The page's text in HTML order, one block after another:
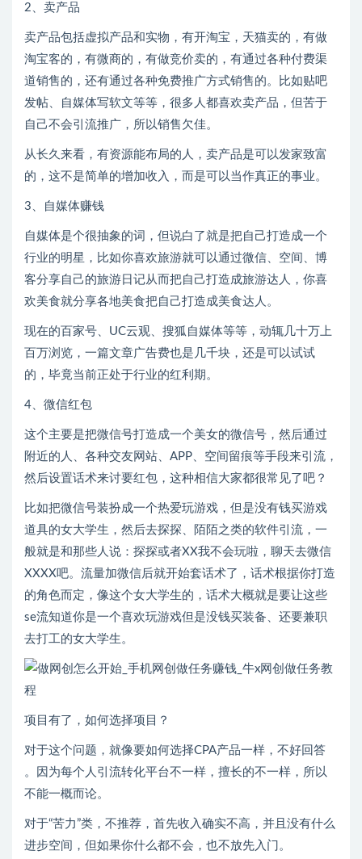
2、卖产品
卖产品包括虚拟产品和实物，有开淘宝，天猫卖的，有做
淘宝客的，有微商的，有做竞价卖的，有通过各种付费渠
道销售的，还有通过各种免费推广方式销售的。比如贴吧
发帖、自媒体写软文等等，很多人都喜欢卖产品，但苦于
自己不会引流推广，所以销售欠佳。
从长久来看，有资源能布局的人，卖产品是可以发家致富
的，这不是简单的增加收入，而是可以当作真正的事业。
3、自媒体赚钱
自媒体是个很抽象的词，但说白了就是把自己打造成一个
行业的明星，比如你喜欢旅游就可以通过微信、空间、博
客分享自己的旅游日记从而把自己打造成旅游达人，你喜
欢美食就分享各地美食把自己打造成美食达人。
现在的百家号、UC云观、搜狐自媒体等等，动辄几十万上
百万浏览，一篇文章广告费也是几千块，还是可以试试
的，毕竟当前正处于行业的红利期。
4、微信红包
这个主要是把微信号打造成一个美女的微信号，然后通过
附近的人、各种交友网站、APP、空间留痕等手段来引流，
然后设置话术来讨要红包，这种相信大家都很常见了吧？
比如把微信号装扮成一个热爱玩游戏，但是没有钱买游戏
道具的女大学生，然后去探探、陌陌之类的软件引流，一
般就是和那些人说：探探或者XX我不会玩啦，聊天去微信
XXXX吧。流量加微信后就开始套话术了，话术根据你打造
的角色而定，像这个女大学生的，话术大概就是要让这些
se流知道你是一个喜欢玩游戏但是没钱买装备、还要兼职
去打工的女大学生。
项目有了，如何选择项目？
对于这个问题，就像要如何选择CPA产品一样，不好回答
。因为每个人引流转化平台不一样，擅长的不一样，所以
不能一概而论。
对于“苦力”类，不推荐，首先收入确实不高，并且没有什么
进步空间，但如果你什么都不会，也不放先入门。